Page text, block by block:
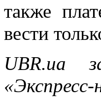
также
вести
UBR.ua